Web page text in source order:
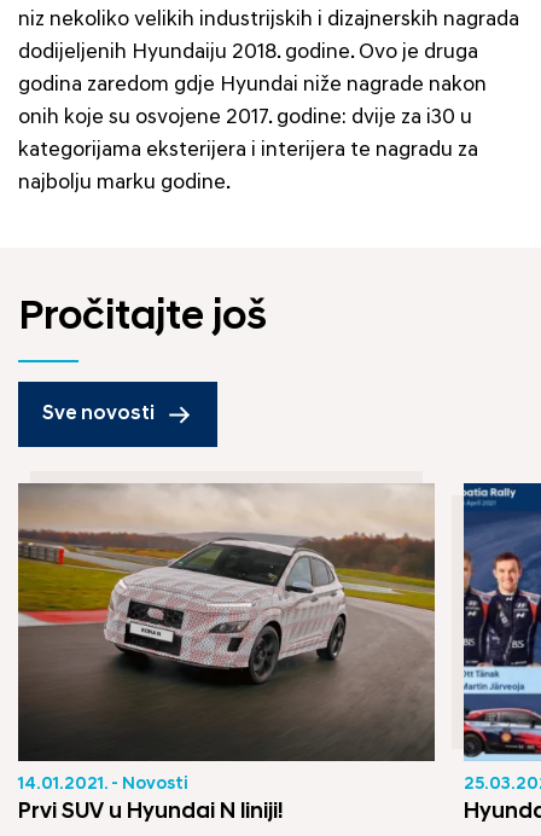
niz nekoliko velikih industrijskih i dizajnerskih nagrada
dodijeljenih Hyundaiju 2018. godine. Ovo je druga
godina zaredom gdje Hyundai niže nagrade nakon
onih koje su osvojene 2017. godine: dvije za i30 u
kategorijama eksterijera i interijera te nagradu za
najbolju marku godine.
Pročitajte još
Sve novosti
14.01.2021. - Novosti
Prvi SUV u Hyundai N liniji!